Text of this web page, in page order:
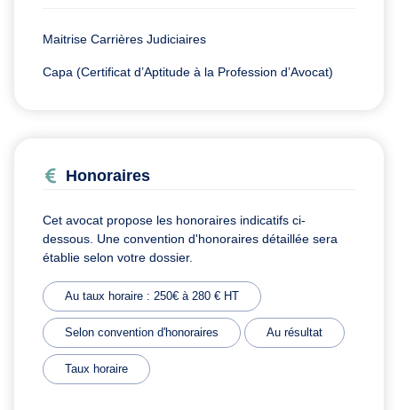
Maitrise Carrières Judiciaires
Capa (Certificat d’Aptitude à la Profession d’Avocat)
Honoraires
Cet avocat propose les honoraires indicatifs ci-
dessous. Une convention d'honoraires détaillée sera
établie selon votre dossier.
Au taux horaire : 250€ à 280 € HT
Selon convention d'honoraires Au résultat
Taux horaire